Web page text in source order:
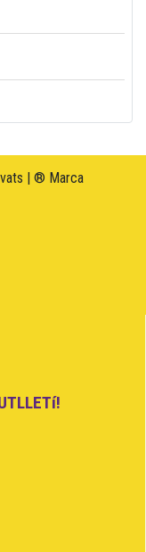
| ® Marca